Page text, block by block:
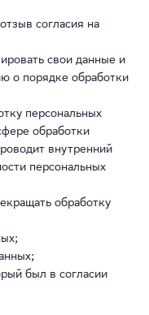
согласия на
свои данные и
о порядке обработки
персональных
обработки
внутренний
персональных
обработку
был в согласии